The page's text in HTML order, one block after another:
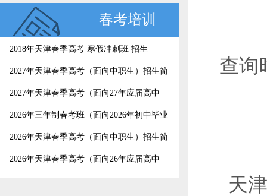
春考培训
2018年天津春季高考 寒假冲刺班 招生
2027年天津春季高考（面向中职生）招生简
章
2027年天津春季高考（面向27年应届高中
生）招生简章
2026年三年制春考班（面向2026年初中毕业
生）招生简章
2026年天津春季高考（面向中职生）招生简
章
2026年天津春季高考（面向26年应届高中
查询
天